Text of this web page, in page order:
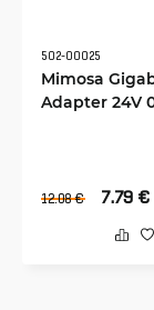
502-00025
Mimosa
Adapter 24V
12.08 € 7.79 €